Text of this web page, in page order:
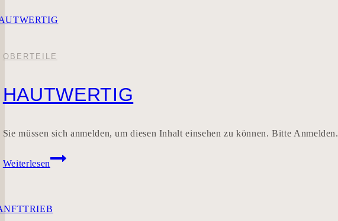
OBERTEILE
HAUTWERTIG
Sie müssen sich anmelden, um diesen Inhalt einsehen zu können. Bitte Anmelden.
Weiterlesen
HAUTWERTIG